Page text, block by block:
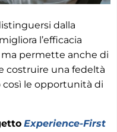
dalla
l’efficacia
permette anche di
costruire una fedeltà
le opportunità di
Experience-First